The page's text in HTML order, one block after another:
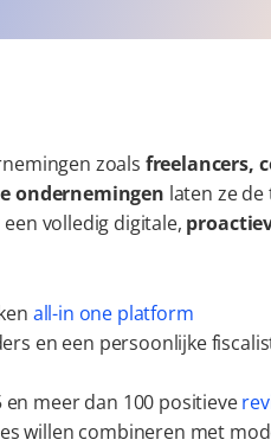
zoals freelancers,
ondernemingen laten ze
volledig digitale,
all-in one platform
en een persoonlijke
meer dan 100 positieve
willen combineren met